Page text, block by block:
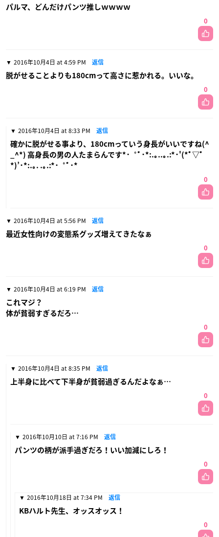
パルマ、どんだけパンツ推しｗｗｗｗ
0
2016年10月4日 at 4:59 PM 返信
脱がせることよりも180cmって高さに惹かれる。いいな。
0
2016年10月4日 at 8:33 PM 返信
確かに脱がせる事より、180cmっていう身長がいいですね(^
_^*) 高身長の男の人たまらんです*･゜ﾟ･*:.｡..｡.:*･'(*ﾟ▽ﾟ
*)’･*:.｡. .｡.:*･゜ﾟ･*
0
2016年10月4日 at 5:56 PM 返信
最近女性向けの変態系グッズ増えてきたなぁ
0
2016年10月4日 at 6:19 PM 返信
これマジ？
体が貧弱すぎるだろ…
0
2016年10月4日 at 8:35 PM 返信
上半身に比べて下半身が貧弱過ぎるんだよなぁ…
0
2016年10月10日 at 7:16 PM 返信
パンツの柄が派手過ぎだろ！いい加減にしろ！
0
2016年10月18日 at 7:34 PM 返信
KBハルト先生、オッスオッス！
0